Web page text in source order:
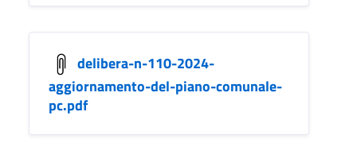
delibera-n-110-2024-
aggiornamento-del-piano-comunale-
pc.pdf